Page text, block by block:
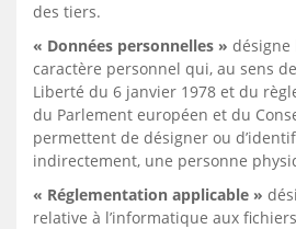
des tiers.
« Données personnelles » désigne
caractère personnel qui, au sens
Liberté du 6 janvier 1978 et du
du Parlement européen et du
permettent de désigner ou
indirectement, une personne
« Réglementation applicable »
relative à l’informatique aux